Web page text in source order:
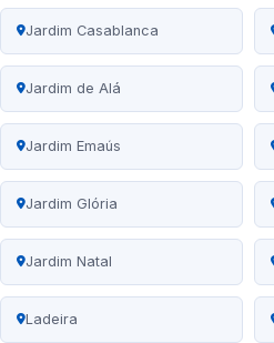
Jardim Casablanca
Jardim de Alá
Jardim Emaús
Jardim Glória
Jardim Natal
Ladeira